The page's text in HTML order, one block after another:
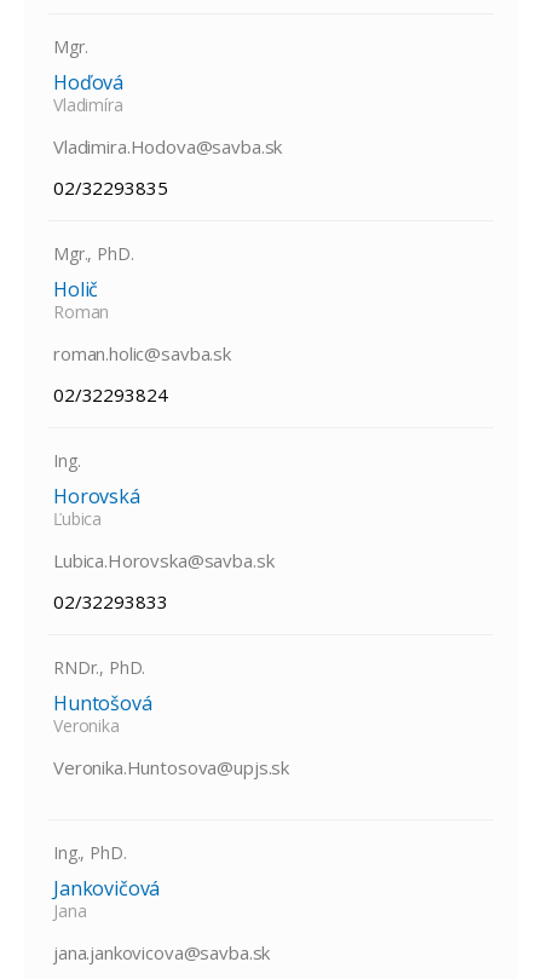
Mgr.
Hoďová
Vladimíra
Vladimira.Hodova@savba.sk
02/32293835
Mgr., PhD.
Holič
Roman
roman.holic@savba.sk
02/32293824
Ing.
Horovská
Ľubica
Lubica.Horovska@savba.sk
02/32293833
RNDr., PhD.
Huntošová
Veronika
Veronika.Huntosova@upjs.sk
Ing., PhD.
Jankovičová
Jana
jana.jankovicova@savba.sk